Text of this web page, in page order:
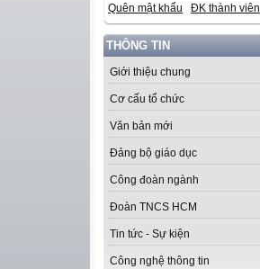
Quên mật khẩu ĐK thành viên
THÔNG TIN
Giới thiệu chung
Cơ cấu tổ chức
Văn bản mới
Đảng bộ giáo dục
Công đoàn ngành
Đoàn TNCS HCM
Tin tức - Sự kiện
Công nghệ thông tin